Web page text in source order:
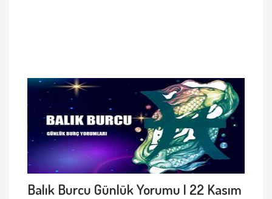
Balık Burcu Günlük Yorumu | 22 Kasım